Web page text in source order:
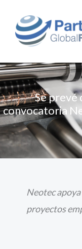
contenido
Se prevé
convocatoria
Neotec
proyectos